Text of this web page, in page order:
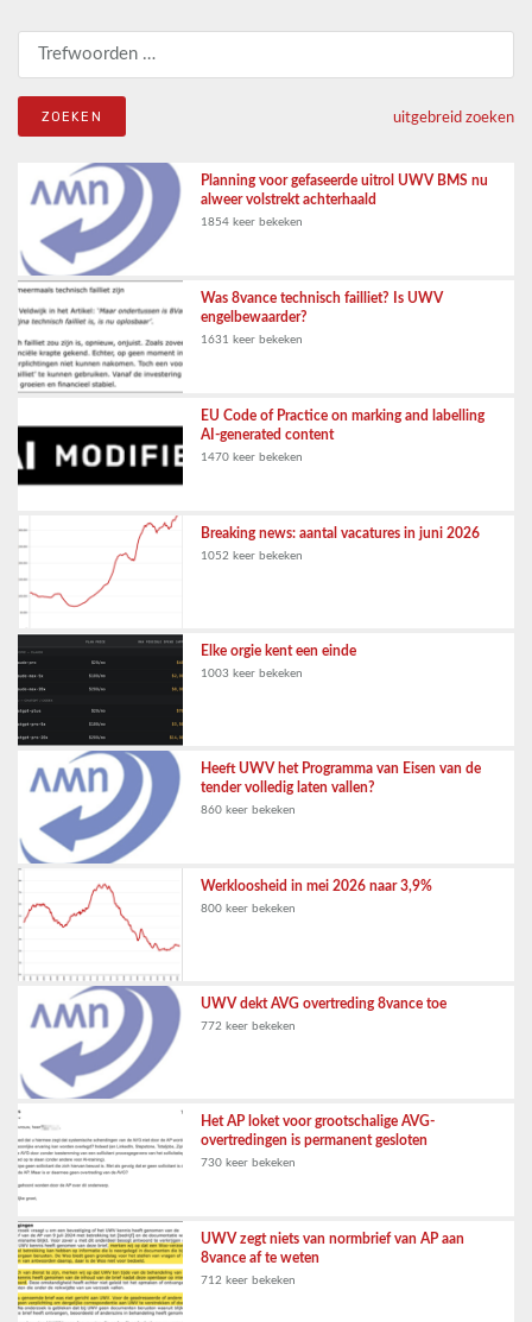
Zoeken naar:
uitgebreid zoeken
Planning voor gefaseerde uitrol UWV BMS nu
alweer volstrekt achterhaald
1854 keer bekeken
Was 8vance technisch failliet? Is UWV
engelbewaarder?
1631 keer bekeken
EU Code of Practice on marking and labelling
AI-generated content
1470 keer bekeken
Breaking news: aantal vacatures in juni 2026
1052 keer bekeken
Elke orgie kent een einde
1003 keer bekeken
Heeft UWV het Programma van Eisen van de
tender volledig laten vallen?
860 keer bekeken
Werkloosheid in mei 2026 naar 3,9%
800 keer bekeken
UWV dekt AVG overtreding 8vance toe
772 keer bekeken
Het AP loket voor grootschalige AVG-
overtredingen is permanent gesloten
730 keer bekeken
UWV zegt niets van normbrief van AP aan
8vance af te weten
712 keer bekeken